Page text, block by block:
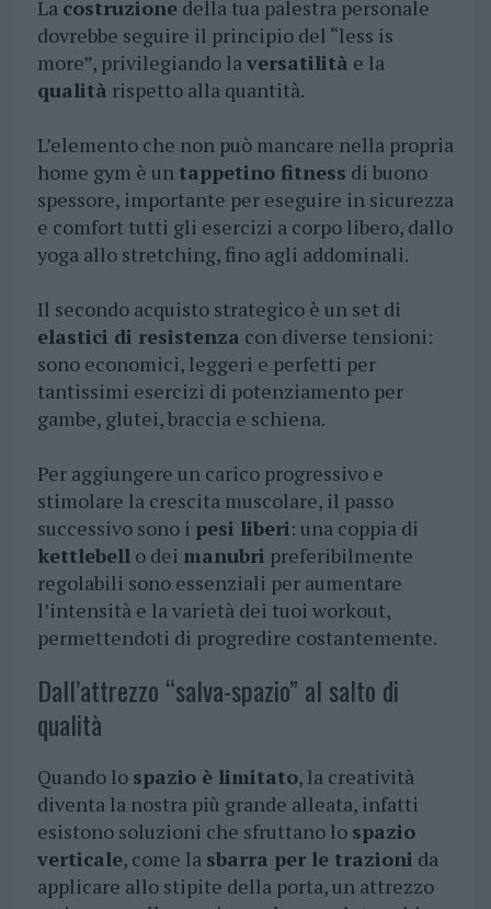
La costruzionedella tua palestra personale
dovrebbe seguire il principio del “less is
more”, privilegiando laversatilità e la
qualità rispetto alla quantità.
L’elemento che non può mancare nella propria
home gym è un tappetino fitness di buono
spessore, importante per eseguire in sicurezza
e comfort tutti gli esercizi a corpo libero, dallo
yoga allo stretching, fino agli addominali.
Il secondo acquisto strategico è un set di
elastici di resistenza con diverse tensioni:
sono economici, leggeri e perfetti per
tantissimi esercizi di potenziamento per
gambe, glutei, braccia e schiena.
Per aggiungere un carico progressivo e
stimolare la crescita muscolare, il passo
successivo sono i pesi liberi: una coppia di
kettlebello dei manubri preferibilmente
regolabili sono essenziali per aumentare
l’intensità e la varietà dei tuoi workout,
permettendoti di progredire costantemente.
Dall’attrezzo “salva-spazio” al salto di
qualità
Quando lo spazio è limitato, la creatività
diventa la nostra più grande alleata, infatti
esistono soluzioni che sfruttano lo spazio
verticale, come la sbarra per le trazioni da
applicare allo stipite della porta, un attrezzo